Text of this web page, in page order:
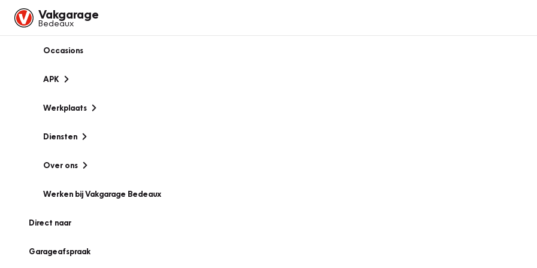
Vakgarage
Bedeaux
Occasions
APK
Werkplaats
Diensten
Over ons
Werken bij Vakgarage Bedeaux
Direct naar
Garageafspraak